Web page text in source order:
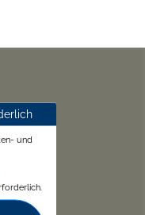
und